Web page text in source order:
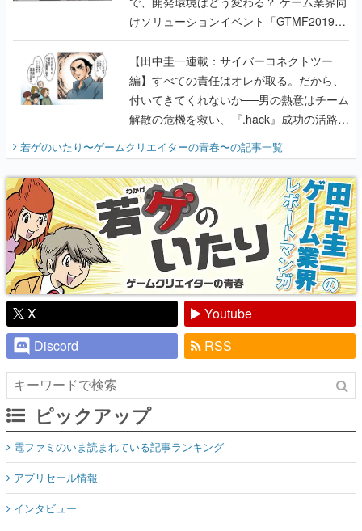
けソリューションイベント「GTMF2019」
に行って、より理解を深めよう【PR】
【田中圭一連載：サイバーコネクトツー
編】すべての責任はオレが取る。だから、
付いてきてくれないか──男の熱意はチーム
解散の危機を救い、『.hack』成功の活路を
『少年ジャンプ』色だった【若ゲのいた
り】
若ゲのいたり〜ゲームクリエイターの青春〜の記事一覧
X
Youtube
Discord
RSS
ピックアップ
電ファミのいま読まれている記事ランキング
アプリセール情報
インタビュー